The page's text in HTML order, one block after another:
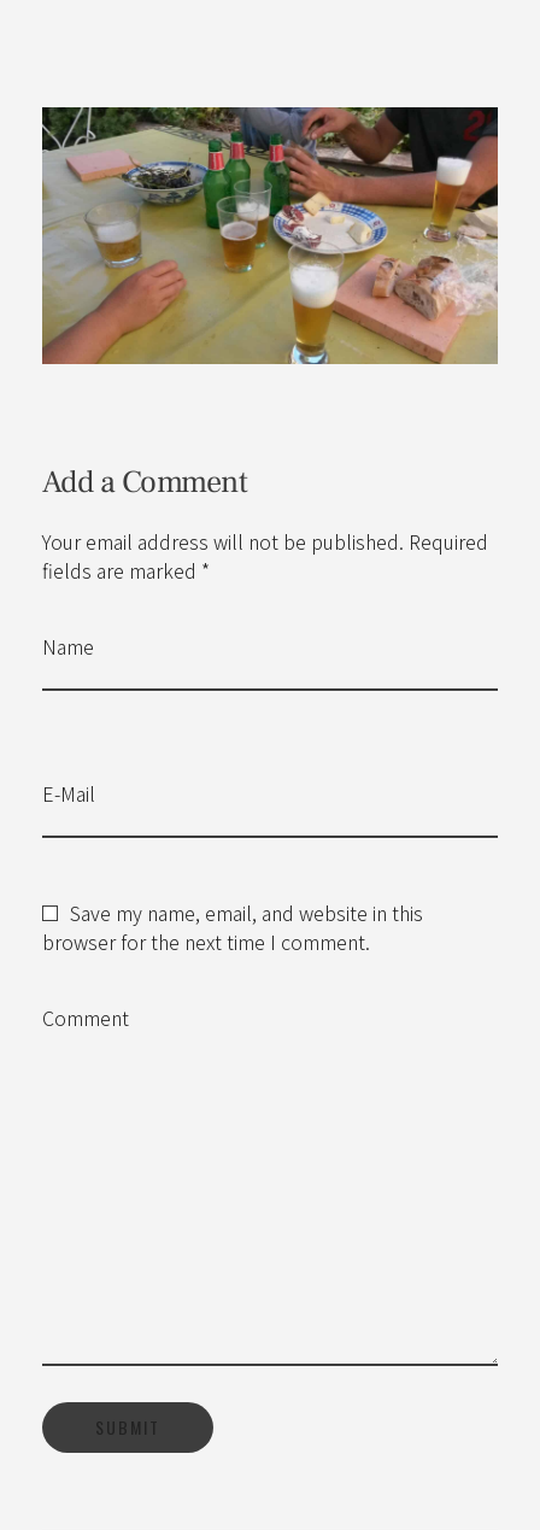
Add a Comment
Your email address will not be published. Required
fields are marked *
Name
E-Mail
Save my name, email, and website in this
browser for the next time I comment.
Comment